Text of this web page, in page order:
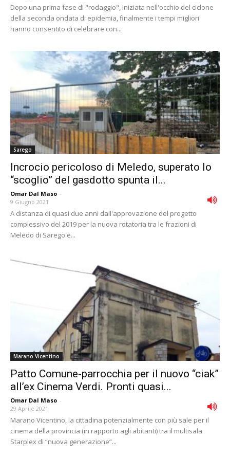
Dopo una prima fase di "rodaggio", iniziata nell'occhio del ciclone
della seconda ondata di epidemia, finalmente i tempi migliori
hanno consentito di celebrare con...
Sarego
Incrocio pericoloso di Meledo, superato lo
“scoglio” del gasdotto spunta il...
Omar Dal Maso -
9 Giugno 2021
A distanza di quasi due anni dall'approvazione del progetto
complessivo del 2019 per la nuova rotatoria tra le frazioni di
Meledo di Sarego e...
Marano Vicentino
Patto Comune-parrocchia per il nuovo “ciak”
all’ex Cinema Verdi. Pronti quasi...
Omar Dal Maso -
29 Aprile 2021
Marano Vicentino, la cittadina potenzialmente con più sale per il
cinema della provincia (in rapporto agli abitanti) tra il multisala
Starplex di “nuova generazione”...